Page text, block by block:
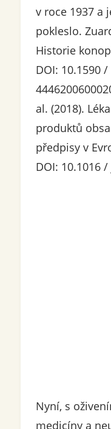
v roce 1937 a
pokleslo.
Historie
DOI: 10.1590 /
al. (2018).
produktů
předpisy v
DOI: 10.1016
Nyní, s
medicíny a